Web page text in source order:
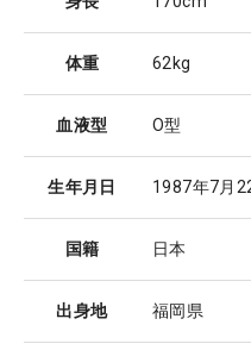
体重 62kg
血液型 O型
生年月日 1987年7月
国籍 日本
出身地 福岡県